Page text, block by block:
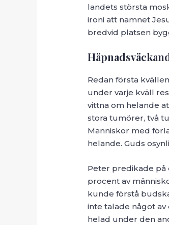
landets största
ironi att namnet
bredvid platsen
Redan första
under varje kväll
vittna om helande
stora tumörer, två
Människor med
helande. Guds
Peter predikade på
procent av
kunde förstå
inte talade något av
helad under den